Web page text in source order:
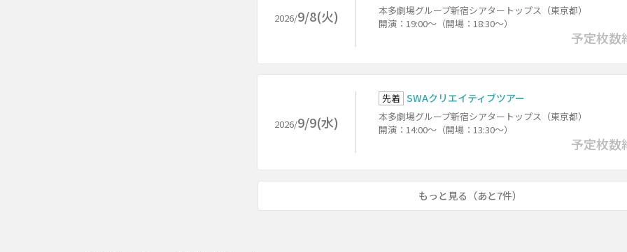
2026/9/8(火)
本多劇場グループ新宿シアタートップス（東京都）
開演：19:00～（開場：18:30～）
予定枚数
2026/9/9(水)
先着 SWAクリエイティブツアー
本多劇場グループ新宿シアタートップス（東京都）
開演：14:00～（開場：13:30～）
予定枚数
もっと見る（あと7件）